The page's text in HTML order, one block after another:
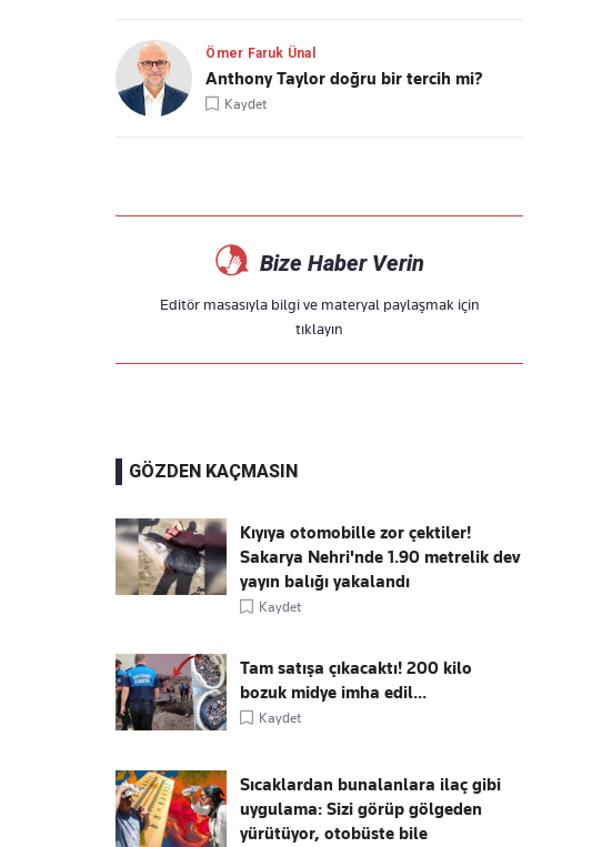
Ömer Faruk Ünal
Anthony Taylor doğru bir tercih mi?
Kaydet
Bize Haber Verin
Editör masasıyla bilgi ve materyal paylaşmak için
tıklayın
GÖZDEN KAÇMASIN
Kıyıya otomobille zor çektiler!
Sakarya Nehri'nde 1.90 metrelik dev
yayın balığı yakalandı
Kaydet
Tam satışa çıkacaktı! 200 kilo
bozuk midye imha edil...
Kaydet
Sıcaklardan bunalanlara ilaç gibi
uygulama: Sizi görüp gölgeden
yürütüyor, otobüste bile